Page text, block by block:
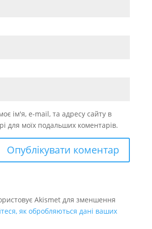
ім'я, e-mail, та адресу сайту в
для моїх подальших коментарів.
Akismet для зменшення
як обробляються дані ваших